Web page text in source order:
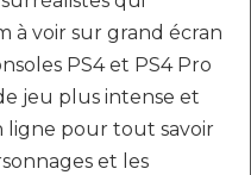
à voir sur grand écran
PS4 et PS4 Pro
jeu plus intense et
ligne pour tout savoir
et les